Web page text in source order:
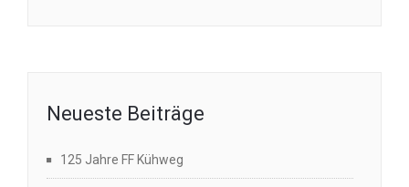
Neueste Beiträge
125 Jahre FF Kühweg